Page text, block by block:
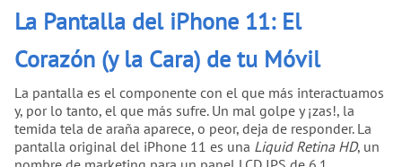
La Pantalla del iPhone 11: El
Corazón (y la Cara) de tu Móvil
La pantalla es el componente con el que más interactuamos
y, por lo tanto, el que más sufre. Un mal golpe y ¡zas!, la
temida tela de araña aparece, o peor, deja de responder. La
pantalla original del iPhone 11 es una Liquid Retina HD, un